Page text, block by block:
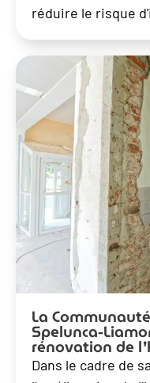
réduire le risque
La
Spelunca-
rénovation de
Dans le cadre de